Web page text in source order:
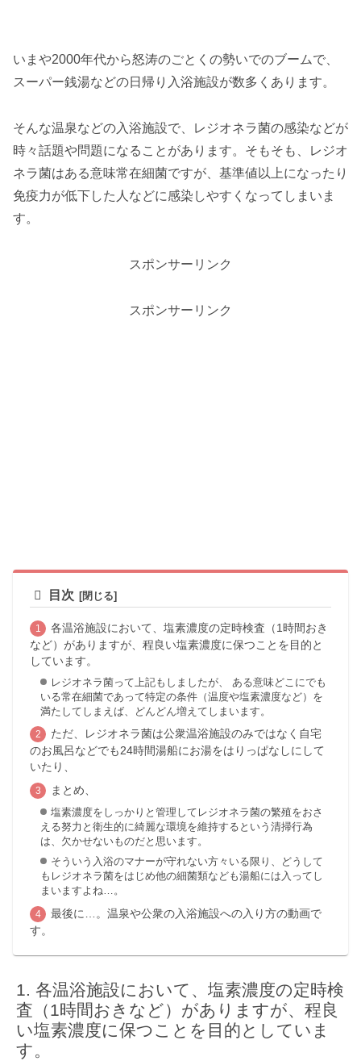
いまや2000年代から怒涛のごとくの勢いでのブームで、
スーパー銭湯などの日帰り入浴施設が数多くあります。
そんな温泉などの入浴施設で、レジオネラ菌の感染などが
時々話題や問題になることがあります。そもそも、レジオ
ネラ菌はある意味常在細菌ですが、基準値以上になったり
免疫力が低下した人などに感染しやすくなってしまいま
す。
スポンサーリンク
スポンサーリンク
目次
各温浴施設において、塩素濃度の定時検査（1時間おき
など）がありますが、程良い塩素濃度に保つことを目的と
しています。
レジオネラ菌って上記もしましたが、 ある意味どこにでも
いる常在細菌であって特定の条件（温度や塩素濃度など）を
満たしてしまえば、どんどん増えてしまいます。
ただ、レジオネラ菌は公衆温浴施設のみではなく自宅
のお風呂などでも24時間湯船にお湯をはりっぱなしにして
いたり、
まとめ、
塩素濃度をしっかりと管理してレジオネラ菌の繁殖をおさ
える努力と衛生的に綺麗な環境を維持するという清掃行為
は、欠かせないものだと思います。
そういう入浴のマナーが守れない方々いる限り、どうして
もレジオネラ菌をはじめ他の細菌類なども湯船には入ってし
まいますよね…。
最後に…。温泉や公衆の入浴施設への入り方の動画で
す。
各温浴施設において、塩素濃度の定時検
査（1時間おきなど）がありますが、程良
い塩素濃度に保つことを目的としていま
す。